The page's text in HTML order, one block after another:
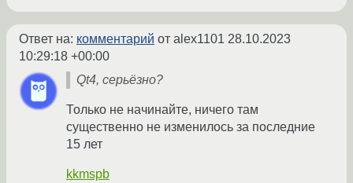
Ответ на: комментарий от alex1101 28.10.2023
10:29:18 +00:00
Qt4, серьёзно?
Только не начинайте, ничего там
существенно не изменилось за последние
15 лет
kkmspb